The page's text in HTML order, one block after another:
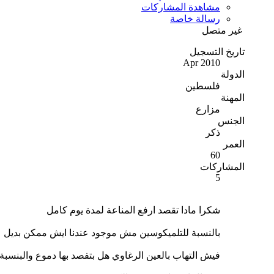
مشاهدة المشاركات
رسالة خاصة
غير متصل
تاريخ التسجيل
Apr 2010
الدولة
فلسطين
المهنة
مزارع
الجنس
ذكر
العمر
60
المشاركات
5
شكرا مادا تقصد ارفع المناعة لمدة يوم كامل
بالنسبة للتلميكوسين مش موجود عندنا ايش ممكن بديل
فيش التهاب بالعين الرغاوي هل بتفصد بها دموع